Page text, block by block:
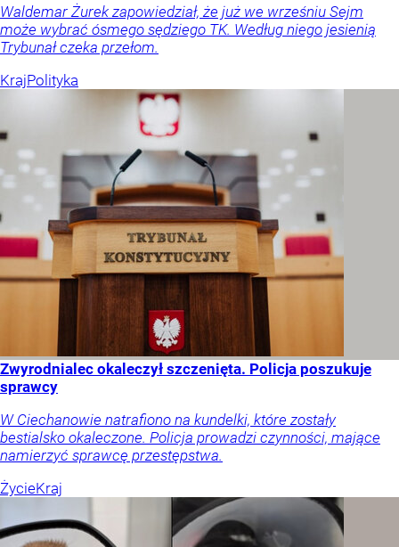
Waldemar Żurek zapowiedział, że już we wrześniu Sejm
może wybrać ósmego sędziego TK. Według niego jesienią
Trybunał czeka przełom.
KrajPolityka
Zwyrodnialec okaleczył szczenięta. Policja poszukuje
sprawcy
W Ciechanowie natrafiono na kundelki, które zostały
bestialsko okaleczone. Policja prowadzi czynności, mające
namierzyć sprawcę przestępstwa.
ŻycieKraj